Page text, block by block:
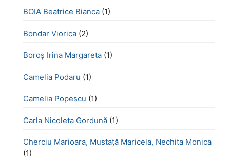
BOIA Beatrice Bianca (1)
Bondar Viorica (2)
Boroş Irina Margareta (1)
Camelia Podaru (1)
Camelia Popescu (1)
Carla Nicoleta Gordună (1)
Cherciu Marioara, Mustață Maricela, Nechita Monica
(1)